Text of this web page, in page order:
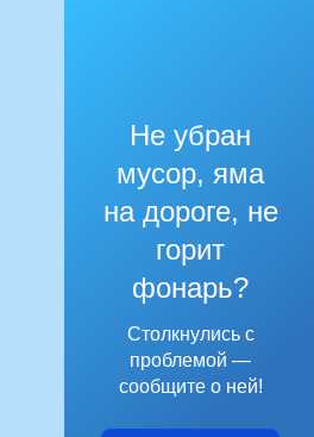
Не убран
мусор, яма
на дороге, не
горит
фонарь?
Столкнулись с
проблемой —
сообщите о ней!